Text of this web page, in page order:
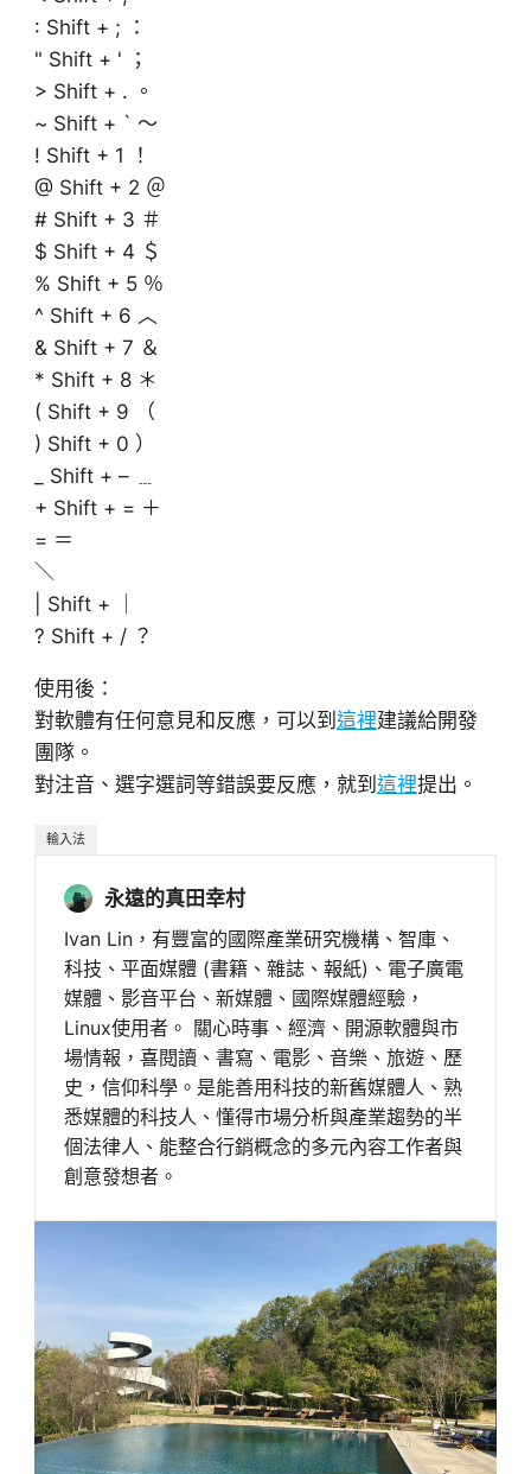
: Shift + ; ：
" Shift + ' ；
> Shift + . 。
~ Shift + ` ～
! Shift + 1 ！
@ Shift + 2 ＠
# Shift + 3 ＃
$ Shift + 4 ＄
% Shift + 5 ％
^ Shift + 6 ︿
& Shift + 7 ＆
* Shift + 8 ＊
( Shift + 9 （
) Shift + 0 ）
_ Shift + – ﹍
+ Shift + = ＋
= ＝
＼
| Shift + ｜
? Shift + / ？
使用後：
對軟體有任何意見和反應，可以到 這裡建議給開發
團隊。
對注音、選字選詞等錯誤要反應，就到 這裡提出。
輸入法
永遠的真田幸村
Ivan Lin，有豐富的國際產業研究機構、智庫、
科技、平面媒體 (書籍、雜誌、報紙)、電子廣電
媒體、影音平台、新媒體、國際媒體經驗，
Linux使用者。 關心時事、經濟、開源軟體與市
場情報，喜閱讀、書寫、電影、音樂、旅遊、歷
史，信仰科學。是能善用科技的新舊媒體人、熟
悉媒體的科技人、懂得市場分析與產業趨勢的半
個法律人、能整合行銷概念的多元內容工作者與
創意發想者。